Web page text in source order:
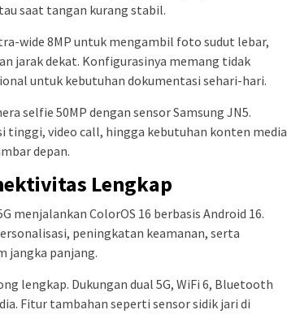
saat tangan kurang stabil.
wide 8MP untuk mengambil foto sudut lebar,
jarak dekat. Konfigurasinya memang tidak
untuk kebutuhan dokumentasi sehari-hari.
selfie 50MP dengan sensor Samsung JN5.
tinggi, video call, hingga kebutuhan konten media
depan.
Lengkap
menjalankan ColorOS 16 berbasis Android 16.
peningkatan keamanan, serta
jangka panjang.
lengkap. Dukungan dual 5G, WiFi 6, Bluetooth
Fitur tambahan seperti sensor sidik jari di